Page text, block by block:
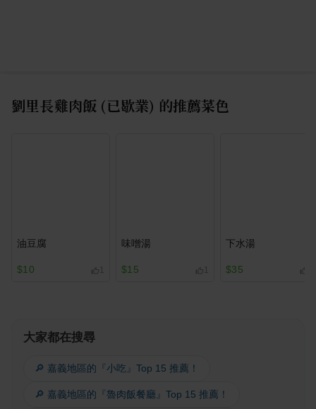
劉里長雞肉飯 (已歇業) 的推薦菜色
油豆腐
$10
味噌湯
$15
下水湯
$35
大家都在搜尋
🔎 嘉義地區的『小吃』Top 15 推薦！
🔎 嘉義地區的『魯肉飯餐廳』Top 15 推薦！